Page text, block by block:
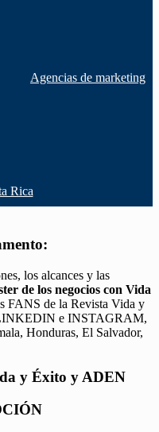
Agencias de marketing
Rica
los alcances y las
de los negocios con Vida
FANS de la Revista Vida y
e INSTAGRAM,
Honduras, El Salvador,
y Éxito y ADEN